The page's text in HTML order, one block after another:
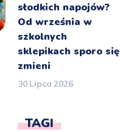
słodkich napojów?
Od września w
szkolnych
sklepikach sporo się
zmieni
30 Lipca 2026
TAGI